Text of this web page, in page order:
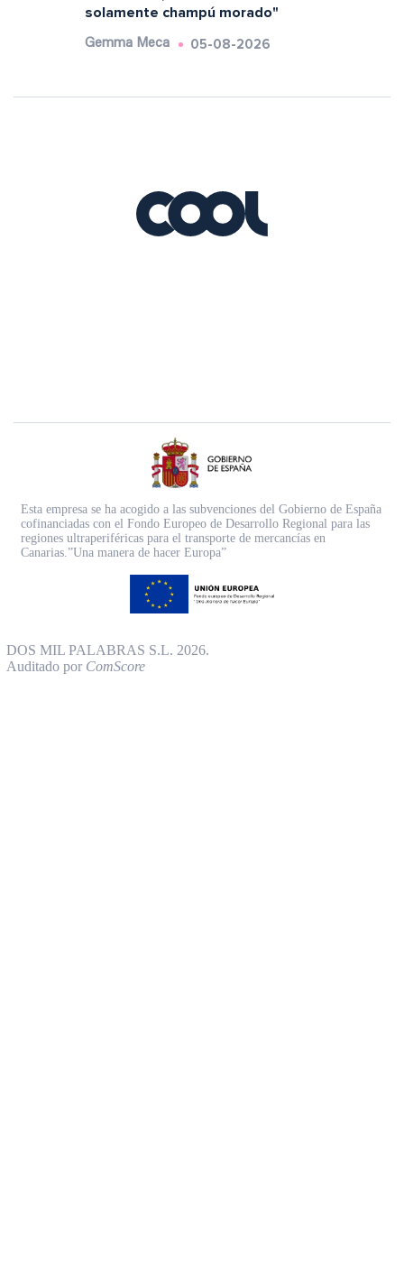
solamente champú morado"
Gemma Meca 05-08-2026
Esta empresa se ha acogido a las subvenciones del Gobierno de España
cofinanciadas con el Fondo Europeo de Desarrollo Regional para las
regiones ultraperiféricas para el transporte de mercancías en
Canarias.”Una manera de hacer Europa”
DOS MIL PALABRAS S.L. 2026.
Auditado por ComScore